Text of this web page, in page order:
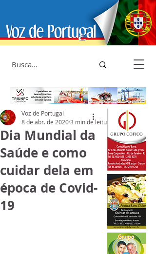
Dia Mundial da
Saúde e como
cuidar dela em
época de Covid-
19
Voz de Portugal
8 de abr. de 20203 min de leitura